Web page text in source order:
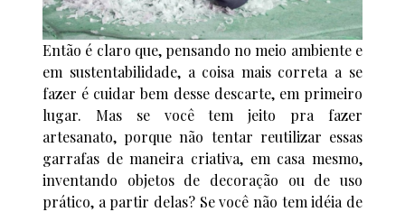
Então é claro que, pensando no meio ambiente e
em sustentabilidade, a coisa mais correta a se
fazer é cuidar bem desse descarte, em primeiro
lugar. Mas se você tem jeito pra fazer
artesanato, porque não tentar reutilizar essas
garrafas de maneira criativa, em casa mesmo,
inventando objetos de decoração ou de uso
prático, a partir delas? Se você não tem idéia de